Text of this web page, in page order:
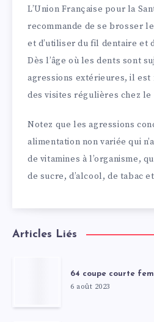
L’Union Française pour la
recommande de se brosser
et d’utiliser du fil dentaire et
Dès l’âge où les dents sont
agressions extérieures, il est
des visites régulières chez le
Notez que les agressions
alimentation non variée qui
de vitamines à l’organisme,
de sucre, d’alcool, de tabac
Articles Liés
64 coupe courte
6 août 2023